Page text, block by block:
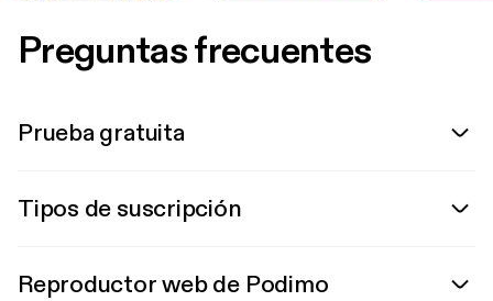
Preguntas frecuentes
Prueba gratuita
Tipos de suscripción
Reproductor web de Podimo